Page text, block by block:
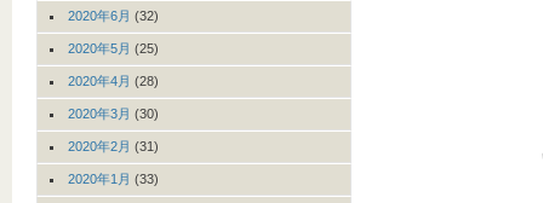
2020年6月 (32)
2020年5月 (25)
2020年4月 (28)
2020年3月 (30)
2020年2月 (31)
2020年1月 (33)